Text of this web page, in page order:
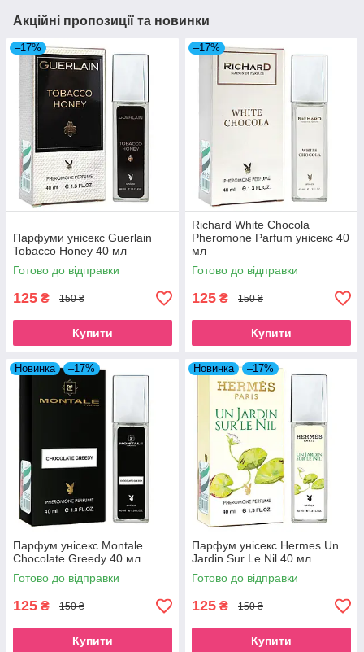
Акційні пропозиції та новинки
–17%
Парфуми унісекс Guerlain
Tobacco Honey 40 мл
Готово до відправки
125 ₴ 150 ₴
Купити
–17%
Richard White Chocola
Pheromone Parfum унісекс 40
мл
Готово до відправки
125 ₴ 150 ₴
Купити
Новинка –17%
Парфум унісекс Montale
Chocolate Greedy 40 мл
Готово до відправки
125 ₴ 150 ₴
Купити
Новинка –17%
Парфум унісекс Hermes Un
Jardin Sur Le Nil 40 мл
Готово до відправки
125 ₴ 150 ₴
Купити